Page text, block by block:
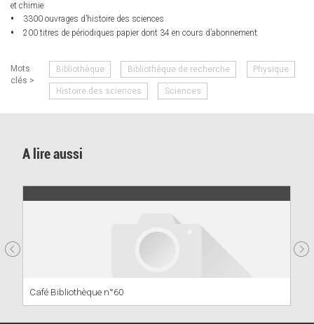
et chimie
3300 ouvrages d’histoire des sciences
200 titres de périodiques papier dont 34 en cours d’abonnement
Mots
clés >
Bibliothèque Bibliothéque de recherche Physique
Histoire des sciences Sciences
A lire aussi
Café Bibliothèque n°60